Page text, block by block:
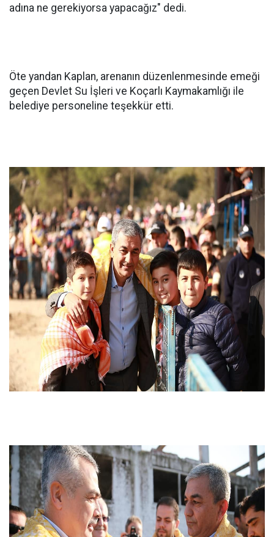
adına ne gerekiyorsa yapacağız" dedi.
Öte yandan Kaplan, arenanın düzenlenmesinde emeği
geçen Devlet Su İşleri ve Koçarlı Kaymakamlığı ile
belediye personeline teşekkür etti.